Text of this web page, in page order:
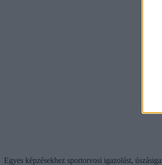
Egyes képzésekhez sportorvosi igazolást,